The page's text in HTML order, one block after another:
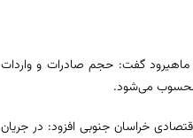
ماهیرود گفت: حجم صادرات و واردات
خراسان جنوبی افزود: در جریان